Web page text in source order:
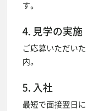
す。
4. 見学の実施
ご応募いただい
内。
5. 入社
最短で面接翌日